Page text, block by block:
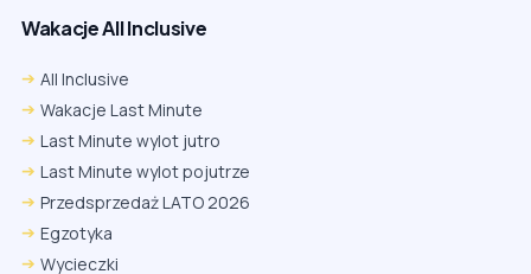
Wakacje All Inclusive
All Inclusive
Wakacje Last Minute
Last Minute wylot jutro
Last Minute wylot pojutrze
Przedsprzedaż LATO 2026
Egzotyka
Wycieczki